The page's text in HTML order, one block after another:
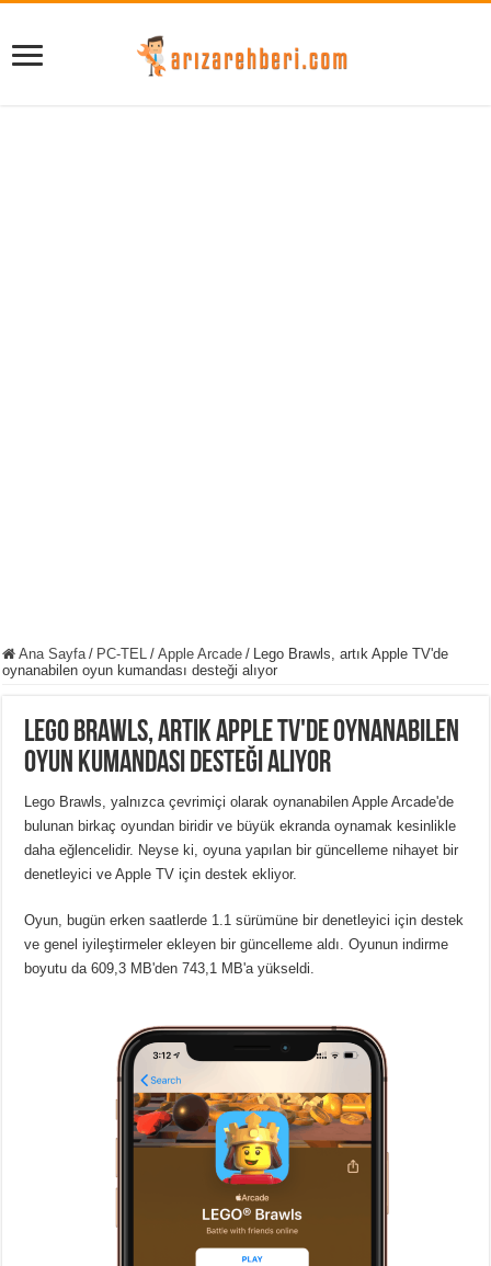
Ana Sayfa / PC-TEL / Apple Arcade / Lego Brawls, artık Apple TV'de
oynanabilen oyun kumandası desteği alıyor
Lego Brawls, artık Apple TV'de oynanabilen
oyun kumandası desteği alıyor
Lego Brawls, yalnızca çevrimiçi olarak oynanabilen Apple Arcade'de
bulunan birkaç oyundan biridir ve büyük ekranda oynamak kesinlikle
daha eğlencelidir. Neyse ki, oyuna yapılan bir güncelleme nihayet bir
denetleyici ve Apple TV için destek ekliyor.
Oyun, bugün erken saatlerde 1.1 sürümüne bir denetleyici için destek
ve genel iyileştirmeler ekleyen bir güncelleme aldı. Oyunun indirme
boyutu da 609,3 MB'den 743,1 MB'a yükseldi.